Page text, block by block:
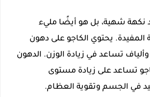
نكهة شهية، بل هو أيضًا مليء
المفيدة. يحتوي الكاجو على دهون
تساعد في زيادة الوزن. الدهون
تساعد على زيادة مستوى
في الجسم وتقوية العظام.